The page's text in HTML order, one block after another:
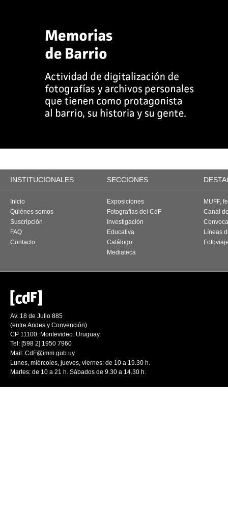
INSTITUCIONALES SECCIONES
Inicio
Quiénes somos
Suscripción
FAQ
Contacto
Exposiciones
Fotografías del CdF
Investigación
Educativa
Catálogo
Mediateca
MUFF,
Canal
Líneas
Av. 18 de Julio 885
(entre Andes y Convención)
CP 11100. Montevideo. Uruguay
Tel: [598 2] 1950 7960
Mail: CdF@imm.gub.uy
Lunes, miércoles, jueves, viernes: de 10 a 19.30 h.
Martes: de 10 a 21 h. Sábados de 9.30 a 14.30 h.